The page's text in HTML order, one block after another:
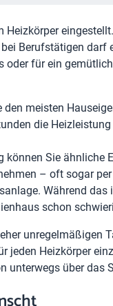
Berufstätigen
für ein
meisten
die
Sie ähnliche
– oft sogar
Während
schon
unregelmäßigen
jeden Heizkörper
unterwegs über das